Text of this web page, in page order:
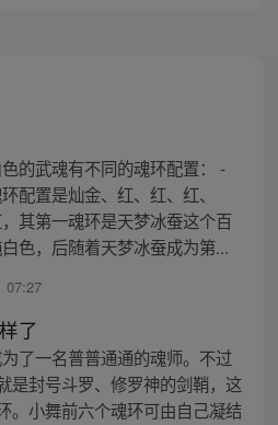
的武魂有不同的魂环配置： -
配置是灿金、红、红、红、
其第一魂环是天梦冰蚕这个百
色，后随着天梦冰蚕成为第...
07:27
了
了一名普普通通的魂师。不过
是封号斗罗、修罗神的剑鞘，这
。小舞前六个魂环可由自己凝结